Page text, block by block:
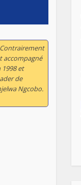
accompagné
et
de
Ngcobo.